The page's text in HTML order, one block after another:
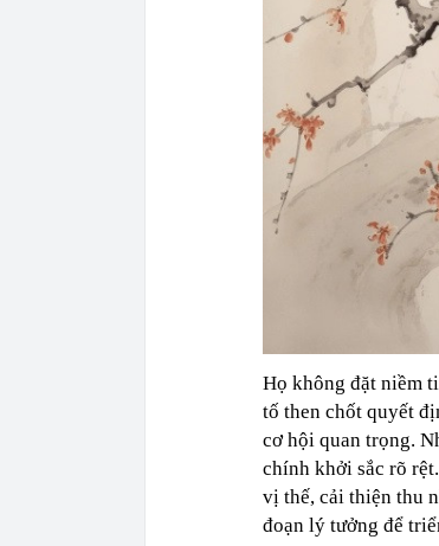
Họ không đặt niềm
tố then chốt quyết
cơ hội quan trọng.
chính khởi sắc rõ
vị thế, cải thiện thu
đoạn lý tưởng để